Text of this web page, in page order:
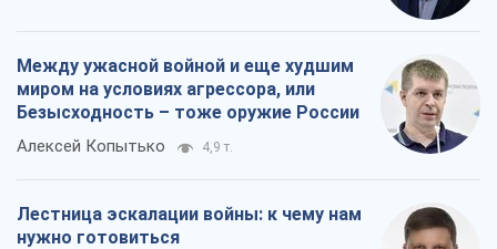
Между ужасной войной и еще худшим
миром на условиях агрессора, или
Безысходность – тоже оружие России
Алексей Копытько 4,9 т.
Лестница эскалации войны: к чему нам
нужно готовиться